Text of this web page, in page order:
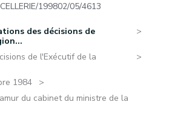
199802/05/4613
des décisions de
de l'Exécutif de la
1984
du cabinet du ministre de la